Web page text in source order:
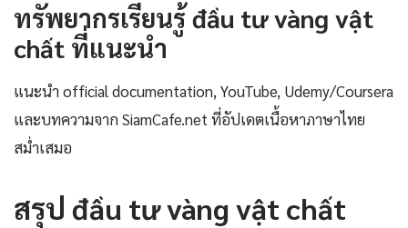
ทรัพยากรเรียนรู้ đầu tư vàng vật
chất ที่แนะนำ
แนะนำ official documentation, YouTube, Udemy/Coursera
และบทความจาก SiamCafe.net ที่อัปเดตเนื้อหาภาษาไทย
สม่ำเสมอ
สรุป đầu tư vàng vật chất